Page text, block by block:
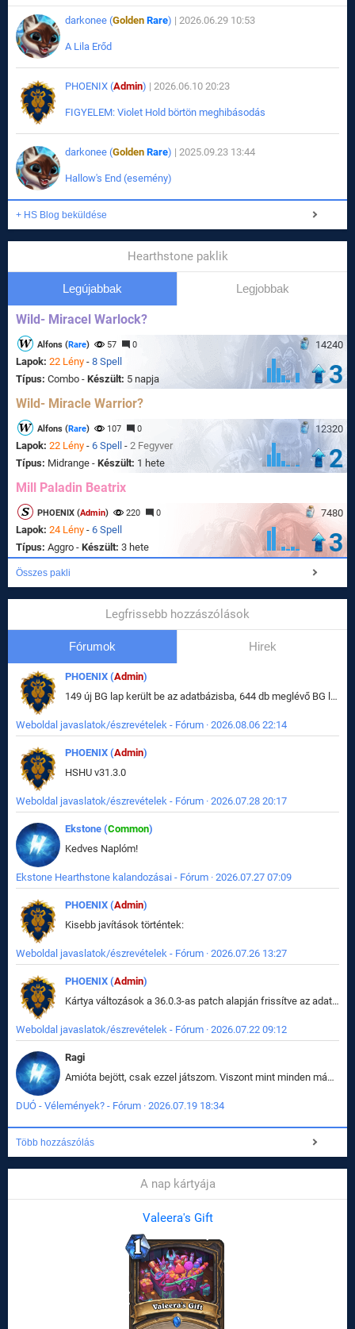
darkonee (Golden Rare) | 2026.06.29 10:53
A Lila Erőd
PHOENIX (Admin) | 2026.06.10 20:23
FIGYELEM: Violet Hold börtön meghibásodás
darkonee (Golden Rare) | 2025.09.23 13:44
Hallow's End (esemény)
+ HS Blog beküldése
Hearthstone paklik
Legújabbak Legjobbak
Wild- Miracel Warlock?
14240
Alfons (Rare) 57 0
Lapok: 22 Lény - 8 Spell
Típus: Combo - Készült: 5 napja 3
Wild- Miracle Warrior?
12320
Alfons (Rare) 107 0
Lapok: 22 Lény - 6 Spell - 2 Fegyver
Típus: Midrange - Készült: 1 hete 2
Mill Paladin Beatrix
7480
PHOENIX (Admin) 220 0
Lapok: 24 Lény - 6 Spell
Típus: Aggro - Készült: 3 hete 3
Összes pakli
Legfrissebb hozzászólások
Fórumok Hirek
PHOENIX (Admin)
149 új BG lap került be az adatbázisba, 644 db meglévő BG lap módosult, bekerültek az új képek a megváltozott lapokhoz is.
Weboldal javaslatok/észrevételek - Fórum · 2026.08.06 22:14
PHOENIX (Admin)
HSHU v31.3.0
Weboldal javaslatok/észrevételek - Fórum · 2026.07.28 20:17
Ekstone (Common)
Kedves Naplóm!
Ekstone Hearthstone kalandozásai - Fórum · 2026.07.27 07:09
PHOENIX (Admin)
Kisebb javítások történtek:
Weboldal javaslatok/észrevételek - Fórum · 2026.07.26 13:27
PHOENIX (Admin)
Kártya változások a 36.0.3-as patch alapján frissítve az adatbázisban (képek is cserélve).
Weboldal javaslatok/észrevételek - Fórum · 2026.07.22 09:12
Ragi
Amióta bejött, csak ezzel játszom. Viszont mint minden más - akár az alapjáték is, ez is baromira összetett lett. Néha már pár kör után is esélytelen az egész. Vagy irreállisan túltápol valaki, vagy lelép a partner, vagy csak hülye mint a segg. És amikor eljönne az én időm, na akkor jön el mindenki másé is. Engem jobban érdekelne, hogy ki milyen ratingen szokott játszani. Na ez lenne egy érdekes adat.
DUÓ - Vélemények? - Fórum · 2026.07.19 18:34
Több hozzászólás
A nap kártyája
Valeera's Gift